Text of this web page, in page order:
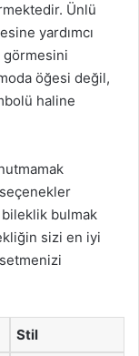
Ünlü
yardımcı
görmesini
öğesi değil,
haline
bulmak
sizi en iyi
Stil